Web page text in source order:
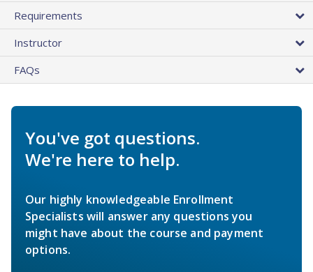
Requirements
Instructor
FAQs
You've got questions.
We're here to help.
Our highly knowledgeable Enrollment
Specialists will answer any questions you
might have about the course and payment
options.